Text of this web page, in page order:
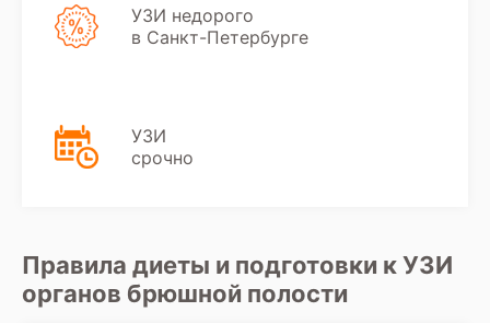
УЗИ недорого
в Санкт-Петербурге
УЗИ
срочно
Правила диеты и подготовки к УЗИ
органов брюшной полости